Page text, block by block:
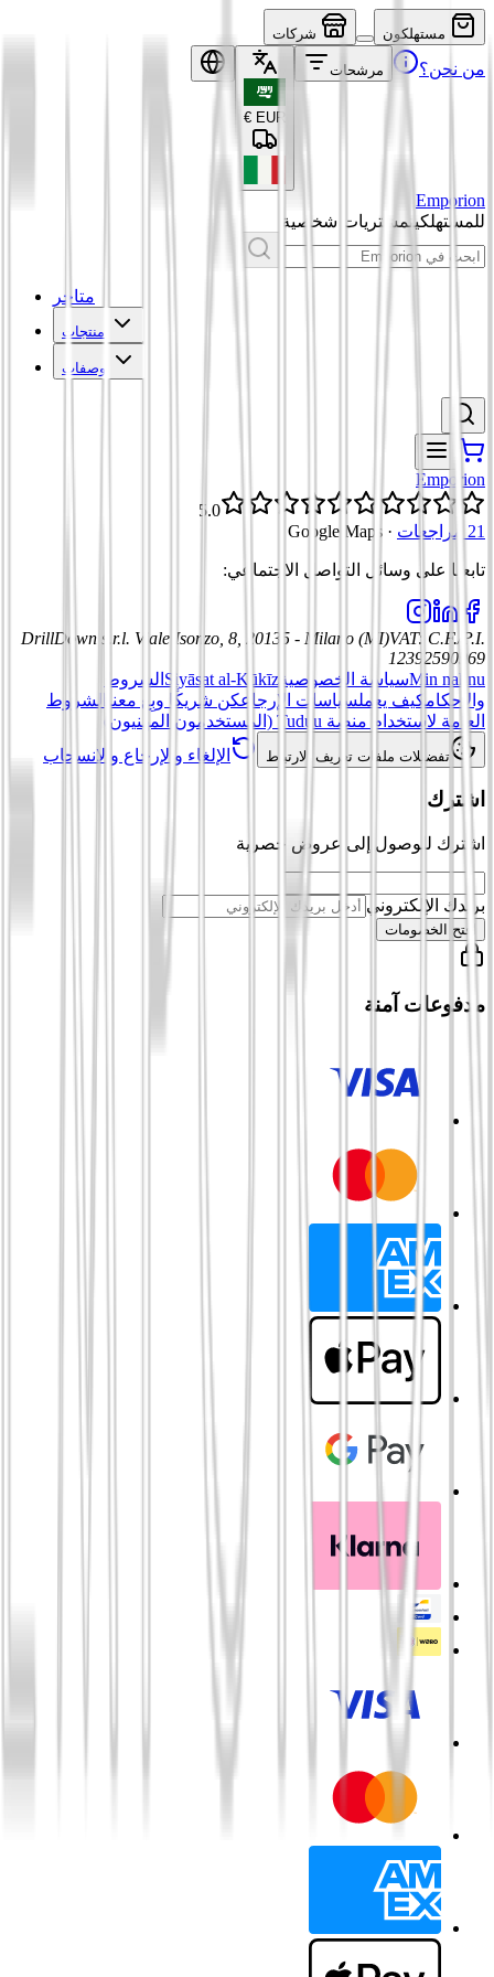
مستهلكون شركات
من نحن؟ مرشحات
EUR
€
Emporion
للمستهلكينمشتريات شخصية
متاجر
منتجات
وصفات
Emporion
5.0
21 مراجعات
·
Google Maps
تابعنا على وسائل التواصل الاجتماعي:
DrillDown s.r.l. Viale Isonzo, 8, 20135 - Milano (MI)VAT: C.F./P.I.
12392590969
Min nahnuسياسة الخصوصية Siyāsat al-Kūkīz الشروط
والأحكامكيف يعملسياسات الإرجاعكن شريكًا وبِع معنا
الشروط
العامة لاستخدام منصة Tuduu (المستخدمون المهنيون)
تفضيلات ملفات تعريف الارتباط الإلغاء والإرجاع والانسحاب
اشترك
اشترك للوصول إلى عروض حصرية
بريدك الإلكتروني
افتح الخصومات
مدفوعات آمنة